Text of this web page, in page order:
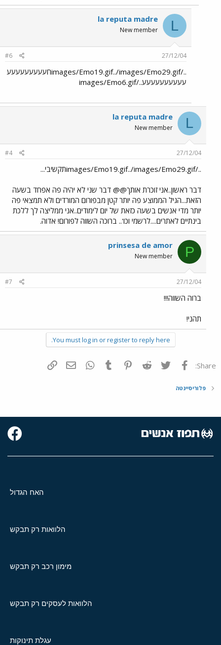
L
la reputa madre
New member
27/12/04
#6
../images/Emo19.gif../images/Emo29.gifחעעעעעעעעע
עעעעעעעעעע../images/Emo6.gif
L
la reputa madre
New member
27/12/04
#4
../images/Emo19.gif../images/Emo29.gifתקשיבי...
דבר ראשון..אני זוכרת אותך@@ דבר שני לא יהיה פה אפחד בשעה
הזאת...הגיל הממוצע פה יותר קטן מבפורום המורדים ולא תמצאי פה
יותר מדי אנשים בשעה כזאת של יום לימודים..אני ממליצה לך ללכת
בינתיים לאתרים....לרשמי וכו'.. ברוכה השווה לפורום! אדוה.
P
prinsesa de amor
New member
27/12/04
#7
ברוה השווה!!!
תהני!
You must log in or register to reply here.
Share: פייסבוק Twitter
Reddit
Pinterest
Tumblr
WhatsAppדואר אלקטרוני
פלוריסיינטה
האח הגדול
הלוואות רק תבקש
מימון רכב רק תבקש
הלוואות לעסקים רק תבקש
עגלת תינוקות